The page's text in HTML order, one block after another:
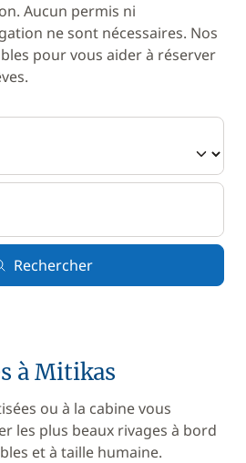
Aucun permis ni
ne sont nécessaires. Nos
pour vous aider à réserver
Rechercher
à Mitikas
ou à la cabine vous
les plus beaux rivages à bord
et à taille humaine.